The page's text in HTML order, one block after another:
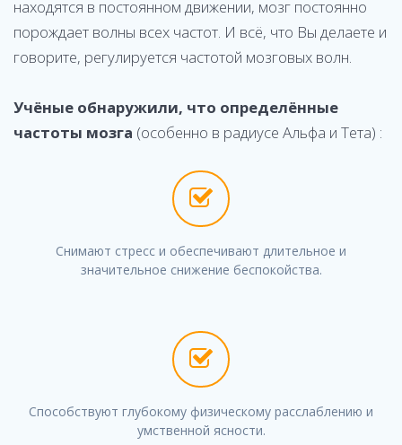
находятся в постоянном движении, мозг постоянно
порождает волны всех частот. И всё, что Вы делаете и
говорите, регулируется частотой мозговых волн.
Учёные обнаружили, что определённые
частоты мозга (особенно в радиусе Альфа и Тета) :
Снимают стресс и обеспечивают длительное и
значительное снижение беспокойства.
Способствуют глубокому физическому расслаблению и
умственной ясности.